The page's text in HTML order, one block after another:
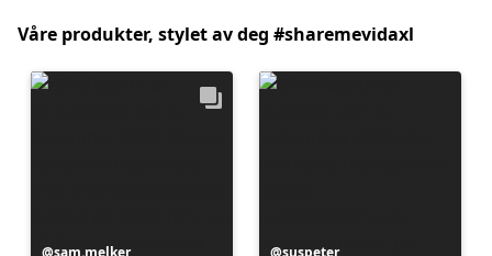
Våre produkter, stylet av deg #sharemevidaxl